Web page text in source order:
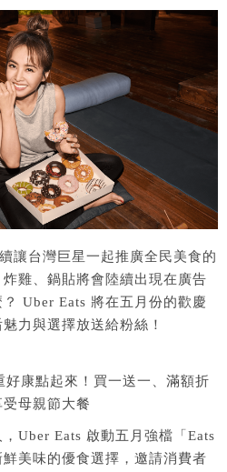
讓台灣巨星一起推廣全民美食的
雞、鍋貼將會陸續出現在廣告
Uber Eats 將在五月份的歡慶
力與選擇放送給粉絲！
好康點起來！買一送一、滿額折
母親節大餐
Uber Eats 啟動五月強檔「Eats
美味的優食選擇，邀請消費者